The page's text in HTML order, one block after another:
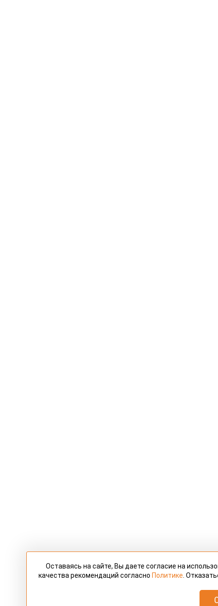
Оставаясь на сайте, Вы даете согласие на
качества рекомендаций согласно Политике .